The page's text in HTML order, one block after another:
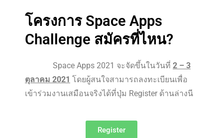
โครงการ Space Apps
Challenge สมัครที่ไหน?
Space Apps 2021 จะจัดขึ้นในวันที่ 2 – 3
ตุลาคม 2021 โดยผู้สนใจสามารถลงทะเบียนเพื่อ
เข้าร่วมงานเสมือนจริงได้ที่ปุ่ม Register ด้านล่างนี
Register